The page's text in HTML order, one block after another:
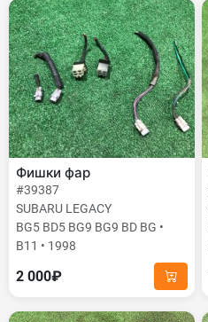
Фишки фар
#39387
SUBARU LEGACY
BG5 BD5 BG9 BG9 BD BG •
B11 • 1998
2 000₽